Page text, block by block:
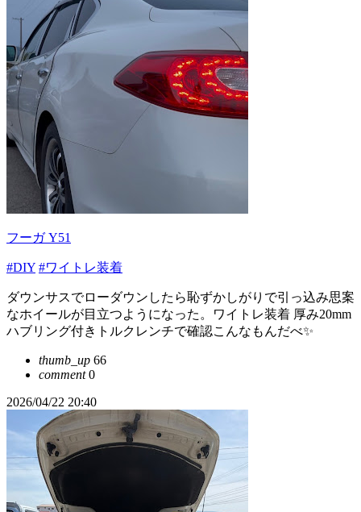
フーガ Y51
#DIY #ワイトレ装着
ダウンサスでローダウンしたら恥ずかしがりで引っ込み思案
なホイールが目立つようになった。ワイトレ装着 厚み20mm
ハブリング付きトルクレンチで確認こんなもんだべ✨
thumb_up 66
comment0
2026/04/22 20:40